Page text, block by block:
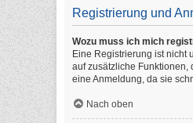
Registrierung und
Wozu muss ich mich
Eine Registrierung ist nicht
auf zusätzliche Funktionen,
eine Anmeldung, da sie
Nach oben